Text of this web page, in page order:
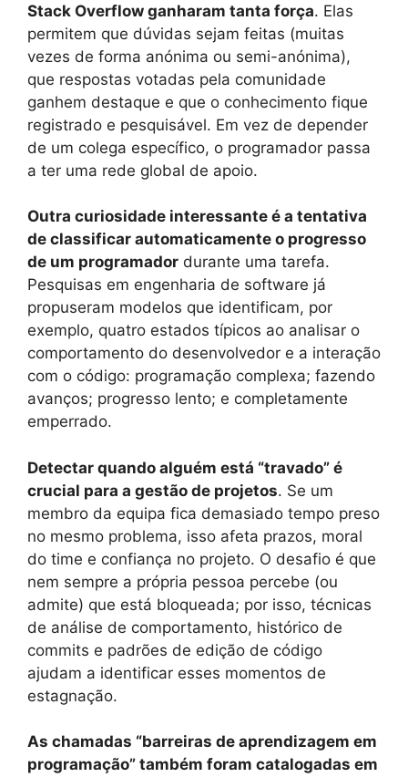
Stack Overflow ganharam tanta força. Elas
permitem que dúvidas sejam feitas (muitas
vezes de forma anónima ou semi-anónima),
que respostas votadas pela comunidade
ganhem destaque e que o conhecimento fique
registrado e pesquisável. Em vez de depender
de um colega específico, o programador passa
a ter uma rede global de apoio.
Outra curiosidade interessante é a tentativa
de classificar automaticamente o progresso
de um programador durante uma tarefa.
Pesquisas em engenharia de software já
propuseram modelos que identificam, por
exemplo, quatro estados típicos ao analisar o
comportamento do desenvolvedor e a interação
com o código: programação complexa; fazendo
avanços; progresso lento; e completamente
emperrado.
Detectar quando alguém está “travado” é
crucial para a gestão de projetos. Se um
membro da equipa fica demasiado tempo preso
no mesmo problema, isso afeta prazos, moral
do time e confiança no projeto. O desafio é que
nem sempre a própria pessoa percebe (ou
admite) que está bloqueada; por isso, técnicas
de análise de comportamento, histórico de
commits e padrões de edição de código
ajudam a identificar esses momentos de
estagnação.
As chamadas “barreiras de aprendizagem em
programação” também foram catalogadas em